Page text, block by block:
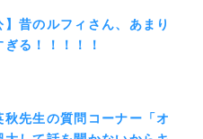
】昔のルフィさん、あまり
る！！！！！
秋先生の質問コーナー「オ